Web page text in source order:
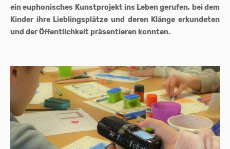
ein euphonisches Kunstprojekt ins Leben gerufen, bei dem
Kinder ihre Lieblingsplätze und deren Klänge erkundeten
und der Öffentlichkeit präsentieren konnten.